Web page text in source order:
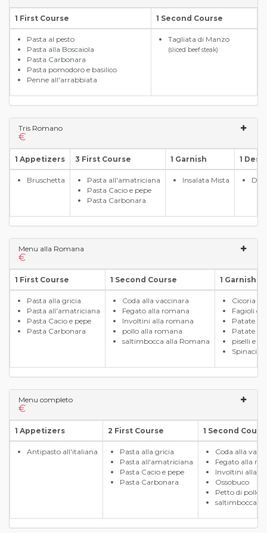
1 First Course 1 Second Course
Pasta al pesto
Pasta alla Boscaiola
Pasta Carbonara
Pasta pomodoro e basilico
Penne all'arrabbiata
Tagliata di Manzo
(sliced beef steak)
Tris Romano
€
1 Appetizers 3 First Course 1 Garnish 1
Bruschetta
Pasta all'amatriciana
Pasta Cacio e pepe
Pasta Carbonara
Insalata Mista
Menu alla Romana
€
1 First Course 1 Second Course 1 Garnish
Pasta alla gricia
Pasta all'amatriciana
Pasta Cacio e pepe
Pasta Carbonara
Coda alla vaccinara
Fegato alla romana
Involtini alla romana
pollo alla romana
saltimbocca alla Romana
Cicoria
Fagioli
Patate al
Patate
piselli e
Spinaci
Menu completo
€
1 Appetizers 2 First Course 1 Second
Antipasto all'italiana
Pasta alla gricia
Pasta all'amatriciana
Pasta Cacio e pepe
Pasta Carbonara
Coda alla
Fegato alla
Involtini alla
Ossobuco
Petto di pollo
saltimbocca